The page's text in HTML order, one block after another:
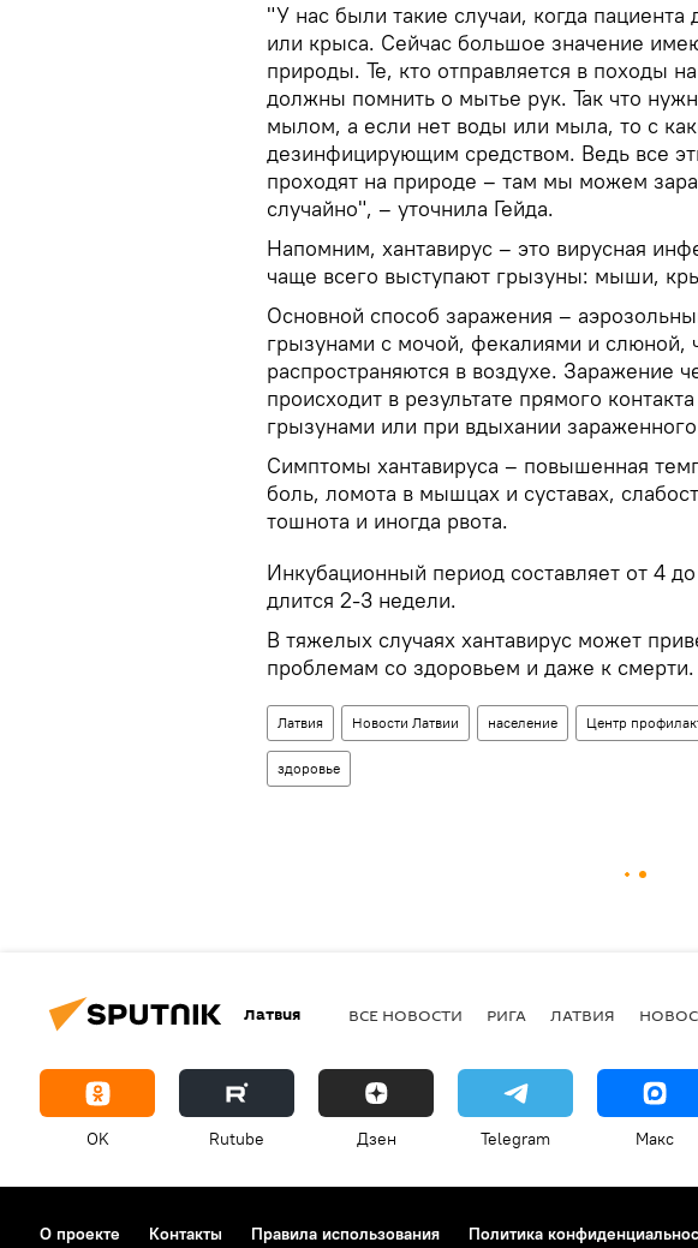
"У нас были такие случаи, когда
или крыса. Сейчас большое значение
природы. Те, кто отправляется в походы
должны помнить о мытье рук. Так что
мылом, а если нет воды или мыла, то с
дезинфицирующим средством. Ведь все
проходят на природе – там мы можем
случайно", – уточнила Гейда.
Напомним, хантавирус – это вирусная
чаще всего выступают грызуны: мыши,
Основной способ заражения –
грызунами с мочой, фекалиями и слюной,
распространяются в воздухе. Заражение
происходит в результате прямого
грызунами или при вдыхании
Симптомы хантавируса – повышенная
боль, ломота в мышцах и суставах,
тошнота и иногда рвота.
Инкубационный период составляет от 4
длится 2-3 недели.
В тяжелых случаях хантавирус может
проблемам со здоровьем и даже к смерти.
Латвия Новости Латвии население Центр
здоровье
Латвия ВСЕ НОВОСТИ РИГА ЛАТВИЯ
OK Rutube Дзен Telegram Макс
О проекте Контакты Правила использования Политика